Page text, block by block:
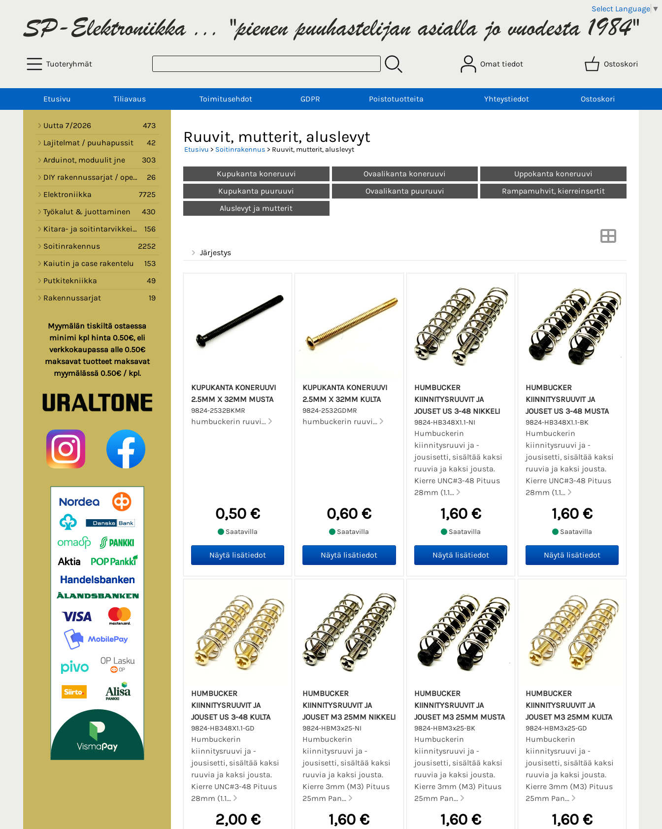
Select Language ▼
Tuoteryhmät Omat tiedot Ostoskori
Etusivu Tiliavaus Toimitusehdot GDPR Poistotuotteita Yhteystiedot Ostoskori
Uutta 7/2026
473
Lajitelmat / puuhapussit
42
Arduinot, moduulit jne
303
DIY rakennussarjat / opetussarjat
26
Elektroniikka
7725
Työkalut & juottaminen
430
Kitara- ja soitintarvikkeita
156
Soitinrakennus
2252
Kaiutin ja case rakentelu
153
Putkitekniikka
49
Rakennussarjat
19
Myymälän tiskiltä ostaessa
minimi kpl hinta 0.50€, eli
verkkokaupassa alle 0.50€
maksavat tuotteet maksavat
myymälässä 0.50€ / kpl.
Ruuvit, mutterit, aluslevyt
Etusivu > Soitinrakennus > Ruuvit, mutterit, aluslevyt
Kupukanta koneruuvi Ovaalikanta koneruuvi
Uppokanta koneruuvi
Kupukanta puuruuvi
Ovaalikanta puuruuvi
Rampamuhvit, kierreinsertit
Aluslevyt ja mutterit
Järjestys
KUPUKANTA KONERUUVI
2.5MM X 32MM MUSTA
9824-2532BKMR
humbuckerin ruuvi...
0,50 €
Saatavilla
KUPUKANTA KONERUUVI
2.5MM X 32MM KULTA
9824-2532GDMR
humbuckerin ruuvi...
0,60 €
Saatavilla
HUMBUCKER
KIINNITYSRUUVIT JA
JOUSET US 3-48 NIKKELI
9824-HB348X1.1-NI
Humbuckerin
kiinnitysruuvi ja -
jousisetti, sisältää kaksi
ruuvia ja kaksi jousta.
Kierre UNC#3-48 Pituus
28mm (1.1...
1,60 €
Saatavilla
HUMBUCKER
KIINNITYSRUUVIT JA
JOUSET US 3-48 MUSTA
9824-HB348X1.1-BK
Humbuckerin
kiinnitysruuvi ja -
jousisetti, sisältää kaksi
ruuvia ja kaksi jousta.
Kierre UNC#3-48 Pituus
28mm (1.1...
1,60 €
Saatavilla
HUMBUCKER
KIINNITYSRUUVIT JA
JOUSET US 3-48 KULTA
9824-HB348X1.1-GD
Humbuckerin
kiinnitysruuvi ja -
jousisetti, sisältää kaksi
ruuvia ja kaksi jousta.
Kierre UNC#3-48 Pituus
28mm (1.1...
2,00 €
HUMBUCKER
KIINNITYSRUUVIT JA
JOUSET M3 25MM NIKKELI
9824-HBM3x25-NI
Humbuckerin
kiinnitysruuvi ja -
jousisetti, sisältää kaksi
ruuvia ja kaksi jousta.
Kierre 3mm (M3) Pituus
25mm Pan...
1,60 €
HUMBUCKER
KIINNITYSRUUVIT JA
JOUSET M3 25MM MUSTA
9824-HBM3x25-BK
Humbuckerin
kiinnitysruuvi ja -
jousisetti, sisältää kaksi
ruuvia ja kaksi jousta.
Kierre 3mm (M3) Pituus
25mm Pan...
1,60 €
HUMBUCKER
KIINNITYSRUUVIT JA
JOUSET M3 25MM KULTA
9824-HBM3x25-GD
Humbuckerin
kiinnitysruuvi ja -
jousisetti, sisältää kaksi
ruuvia ja kaksi jousta.
Kierre 3mm (M3) Pituus
25mm Pan...
1,60 €